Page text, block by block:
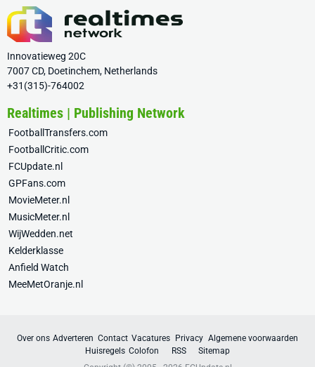
Innovatieweg 20C
7007 CD, Doetinchem, Netherlands
+31(315)-764002
Realtimes | Publishing Network
FootballTransfers.com
FootballCritic.com
FCUpdate.nl
GPFans.com
MovieMeter.nl
MusicMeter.nl
WijWedden.net
Kelderklasse
Anfield Watch
MeeMetOranje.nl
Over ons Adverteren Contact Vacatures Privacy Algemene voorwaarden
Huisregels Colofon RSS
Sitemap